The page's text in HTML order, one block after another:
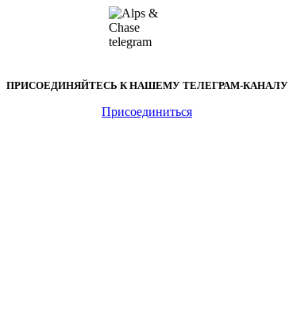
ПРИСОЕДИНЯЙТЕСЬ К НАШЕМУ ТЕЛЕГРАМ-КАНАЛУ
Присоединиться